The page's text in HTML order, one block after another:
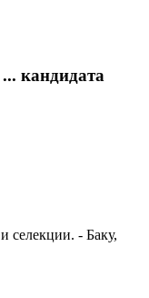
кандидата
селекции. - Баку,